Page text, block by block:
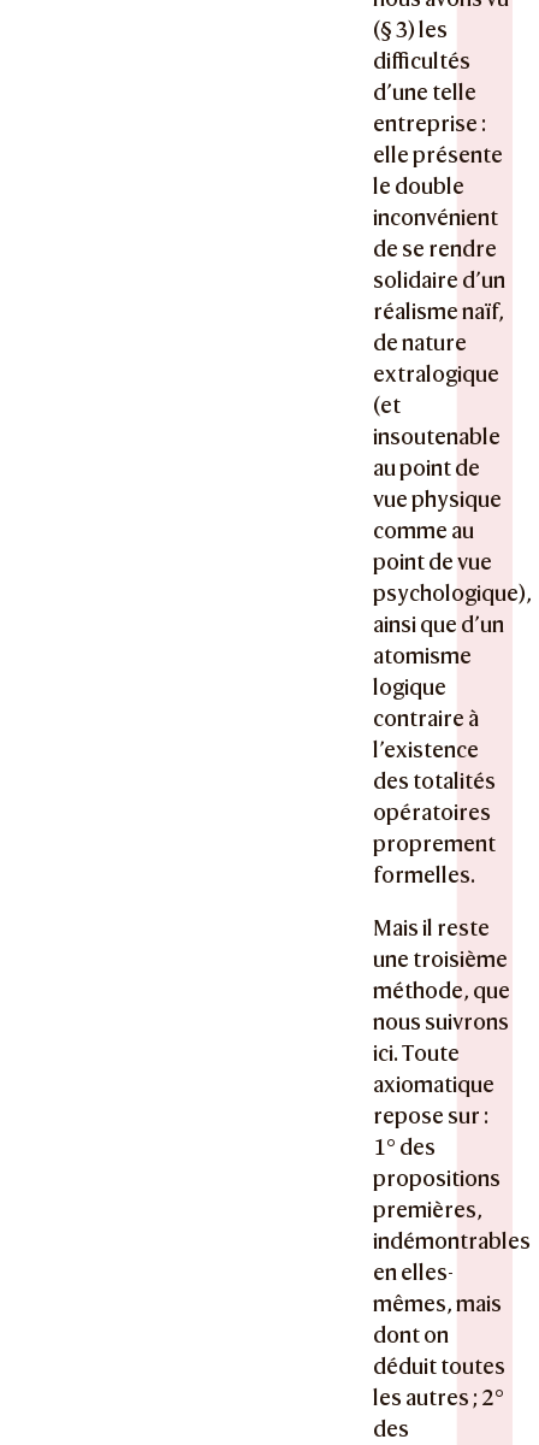
(§ 3) les
difficultés
d’une telle
entreprise :
elle présente
le double
inconvénient
de se rendre
solidaire d’un
réalisme naïf,
de nature
extralogique
(et
insoutenable
au point de
vue physique
comme au
point de vue
psychologique),
ainsi que d’un
atomisme
logique
contraire à
l’existence
des totalités
opératoires
proprement
formelles.
Mais il reste
une troisième
méthode, que
nous suivrons
ici. Toute
axiomatique
repose sur :
1° des
propositions
premières,
indémontrables
en elles-
mêmes, mais
dont on
déduit toutes
les autres ; 2°
des